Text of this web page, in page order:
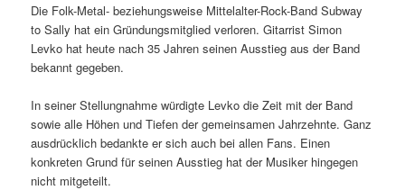
Die Folk-Metal- beziehungsweise Mittelalter-Rock-Band Subway
to Sally hat ein Gründungsmitglied verloren. Gitarrist Simon
Levko hat heute nach 35 Jahren seinen Ausstieg aus der Band
bekannt gegeben.
In seiner Stellungnahme würdigte Levko die Zeit mit der Band
sowie alle Höhen und Tiefen der gemeinsamen Jahrzehnte. Ganz
ausdrücklich bedankte er sich auch bei allen Fans. Einen
konkreten Grund für seinen Ausstieg hat der Musiker hingegen
nicht mitgeteilt.